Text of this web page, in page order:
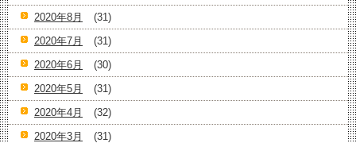
2020年8月
(31)
2020年7月
(31)
2020年6月
(30)
2020年5月
(31)
2020年4月
(32)
2020年3月
(31)